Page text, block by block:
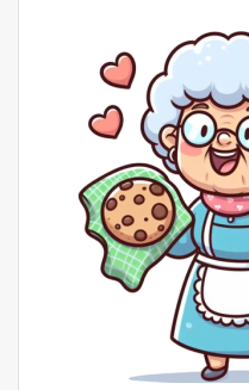
Bereits seit über 25
der Reparatur von
+43 512
H+S Technik GmbH,